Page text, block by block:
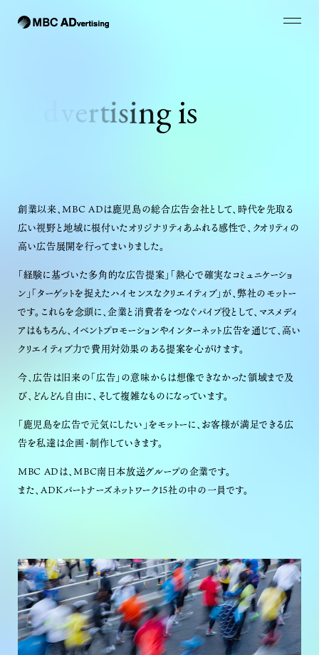
創業以来、MBC ADは鹿児島の総合広告会社として、時代を先取る
広い視野と地域に根付いたオリジナリティあふれる感性で、クオリティの
高い広告展開を行ってまいりました。
「経験に基づいた多角的な広告提案」「熱心で確実なコミュニケーショ
ン」「ターゲットを捉えたハイセンスなクリエイティブ」が、弊社のモットー
です。これらを念頭に、企業と消費者をつなぐパイプ役として、マスメディ
アはもちろん、イベントプロモーションやインターネット広告を通じて、高い
クリエイティブ力で費用対効果のある提案を心がけます。
今、広告は旧来の「広告」の意味からは想像できなかった領域まで及
び、どんどん自由に、そして複雑なものになっています。
「鹿児島を広告で元気にしたい」をモットーに、お客様が満足できる広
告を私達は企画・制作していきます。
MBC ADは、MBC南日本放送グループの企業です。
また、ADKパートナーズネットワーク15社の中の一員です。